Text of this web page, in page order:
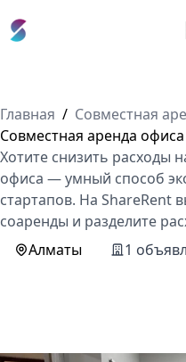
Главная / Совместная
Совместная аренда
Хотите снизить расходы
офиса — умный способ
стартапов. На ShareRent
соаренды и разделите
Алматы
1